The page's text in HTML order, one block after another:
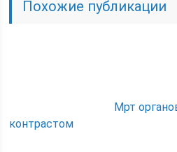
Похожие публикации
Мрт
контрастом